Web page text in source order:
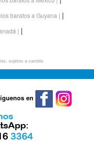
baratos a Guyana |
|
sujetos a cambio.
en